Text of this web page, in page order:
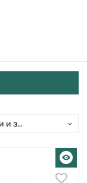
В наличии и заказ свыше 15 дн